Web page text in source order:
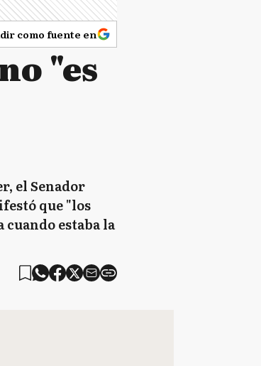
como fuente en
"es
el Senador
que "los
estaba la